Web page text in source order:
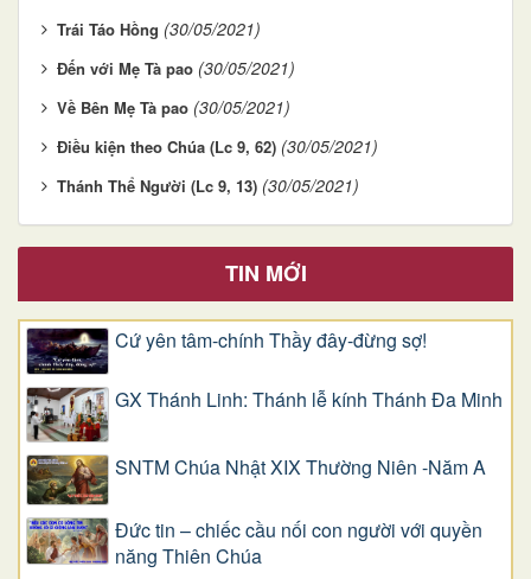
Trái Táo Hồng (30/05/2021)
Đến với Mẹ Tà pao (30/05/2021)
Về Bên Mẹ Tà pao (30/05/2021)
Điều kiện theo Chúa (Lc 9, 62) (30/05/2021)
Thánh Thể Người (Lc 9, 13) (30/05/2021)
TIN MỚI
Cứ yên tâm-chính Thầy đây-đừng sợ!
GX Thánh Linh: Thánh lễ kính Thánh Đa Minh
SNTM Chúa Nhật XIX Thường Niên -Năm A
Đức tin – chiếc cầu nối con người với quyền
năng Thiên Chúa